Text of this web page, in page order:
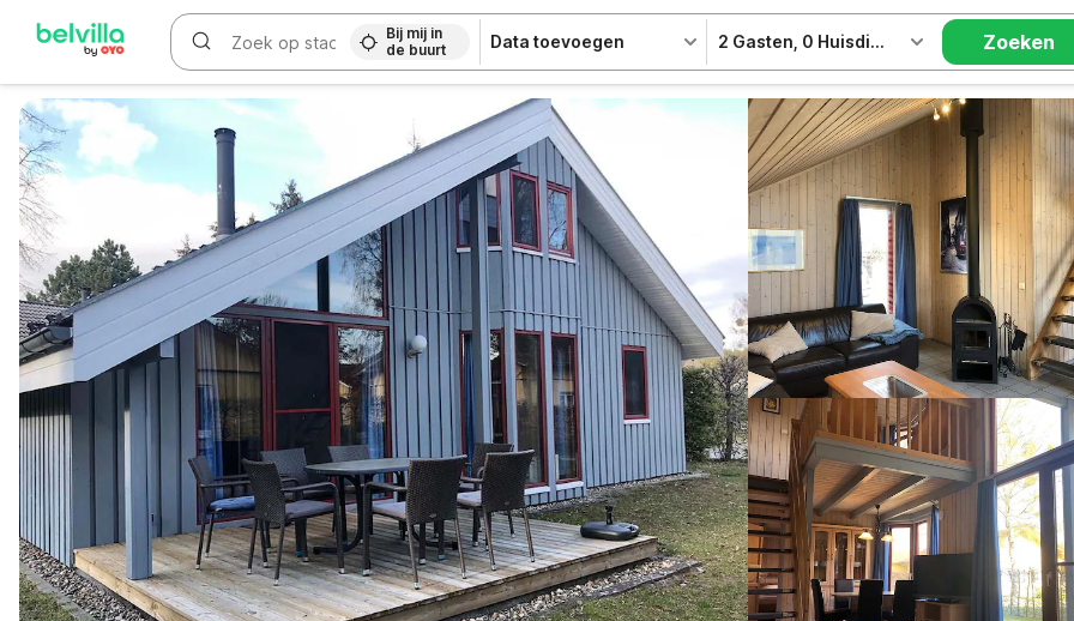
WIZARD MEMBER
Bij mij in
de buurt
Data toevoegen 2 Gasten 0 Huisdieren Zoeken